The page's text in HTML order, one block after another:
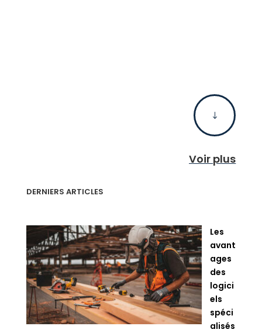
"
Voir plus
DERNIERS ARTICLES
Les
avant
ages
des
logici
els
spéci
alisés